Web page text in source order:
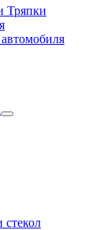
Тряпки
стекол